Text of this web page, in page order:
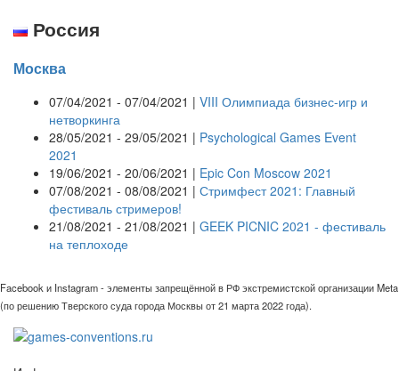
Россия
Москва
07/04/2021 - 07/04/2021 | VIII Олимпиада бизнес-игр и
нетворкинга
28/05/2021 - 29/05/2021 | Psychological Games Event
2021
19/06/2021 - 20/06/2021 | Epic Con Moscow 2021
07/08/2021 - 08/08/2021 | Стримфест 2021: Главный
фестиваль стримеров!
21/08/2021 - 21/08/2021 | GEEK PICNIC 2021 - фестиваль
на теплоходе
Facebook и Instagram - элементы запрещённой в РФ экстремистской организации Meta
(по решению Тверского суда города Москвы от 21 марта 2022 года).